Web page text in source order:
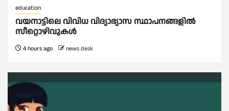
education
വയനാട്ടിലെ വിവിധ വിദ്യാഭ്യാസ സ്ഥാപനങ്ങളിൽ
സീറ്റൊഴിവുകൾ
4 hours ago news desk